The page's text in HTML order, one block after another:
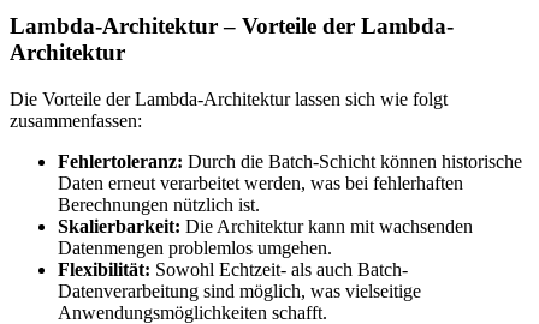
Lambda-Architektur – Vorteile der Lambda-
Architektur
Die Vorteile der Lambda-Architektur lassen sich wie folgt
zusammenfassen:
Fehlertoleranz: Durch die Batch-Schicht können historische
Daten erneut verarbeitet werden, was bei fehlerhaften
Berechnungen nützlich ist.
Skalierbarkeit: Die Architektur kann mit wachsenden
Datenmengen problemlos umgehen.
Flexibilität: Sowohl Echtzeit- als auch Batch-
Datenverarbeitung sind möglich, was vielseitige
Anwendungsmöglichkeiten schafft.